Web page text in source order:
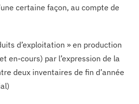
certaine façon, au compte de
d’exploitation » en production
en-cours) par l’expression de la
deux inventaires de fin d’année